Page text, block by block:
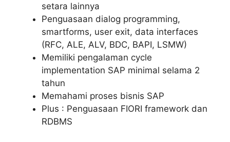
setara lainnya
Penguasaan dialog programming,
smartforms, user exit, data interfaces
(RFC, ALE, ALV, BDC, BAPI, LSMW)
Memiliki pengalaman cycle
implementation SAP minimal selama 2
tahun
Memahami proses bisnis SAP
Plus : Penguasaan FIORI framework dan
RDBMS